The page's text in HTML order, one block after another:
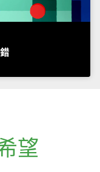
望